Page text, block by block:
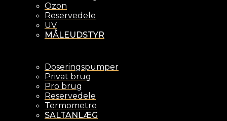
Ozon
Reservedele
UV
MÅLEUDSTYR
Doseringspumper
Privat brug
Pro brug
Reservedele
Termometre
SALTANLÆG